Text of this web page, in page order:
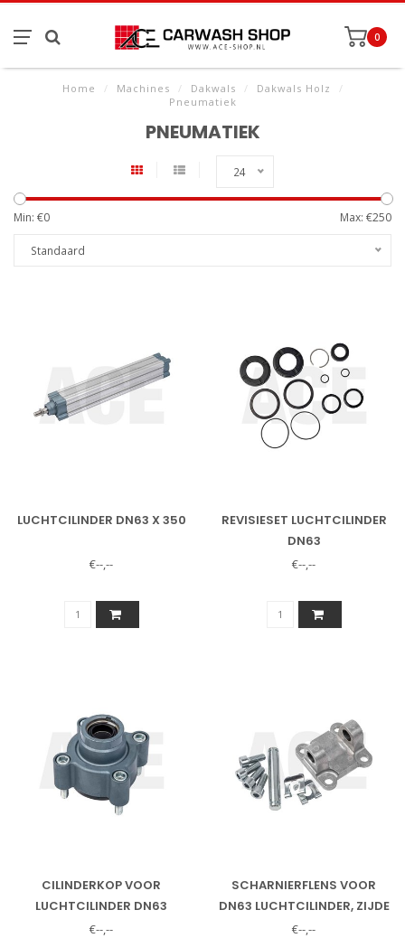
0
Home / Machines / Dakwals / Dakwals Holz
/
Pneumatiek
PNEUMATIEK
24
Min: €0 Max: €250
Standaard
LUCHTCILINDER DN63 X 350
€--,--
REVISIESET LUCHTCILINDER
DN63
€--,--
CILINDERKOP VOOR
LUCHTCILINDER DN63
€--,--
SCHARNIERFLENS VOOR
DN63 LUCHTCILINDER, ZIJDE
MET PEN
€--,--